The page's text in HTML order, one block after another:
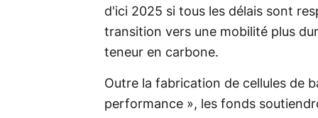
d'ici 2025 si tous les délais sont
transition vers une mobilité plus
teneur en carbone.
Outre la fabrication de cellules de
performance », les fonds